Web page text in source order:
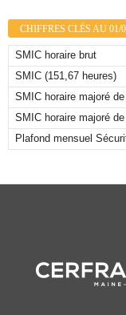
CHIFFRES CLÉS AU 01/
SMIC horaire brut
SMIC (151,67 heures)
SMIC horaire majoré
SMIC horaire majoré
Plafond mensuel